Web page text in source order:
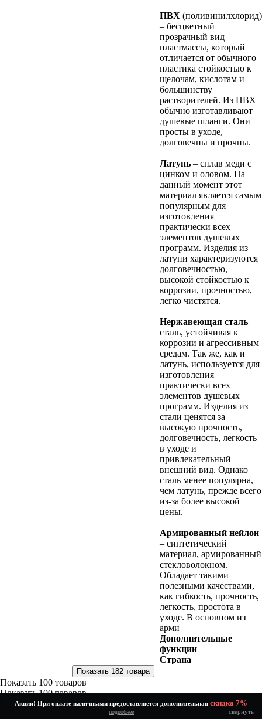
Акция! При оплате наличными предоставляется дополнительная скидка 7%
подробнее свернуть
ПВХ (поливинилхлорид)
– бесцветный
прозрачный вид
пластмассы, который
отличается от обычного
пластика стойкостью к
щелочам, кислотам и
большинству
растворителей. Из ПВХ
обычно изготавливают
душевые шланги. Они
просты в уходе,
долговечны и прочны.
Латунь – сплав меди с
цинком и оловом. На
данный момент этот
материал является самым
популярным для
изготовления
практически всех
элементов душевых
программ. Изделия из
латуни характеризуются
долговечностью,
высокой стойкостью к
коррозии, прочностью,
легко чистятся.
Нержавеющая сталь –
сталь, устойчивая к
коррозии и агрессивным
средам. Так же, как и
латунь, используется для
изготовления
практически всех
элементов душевых
программ. Изделия из
стали ценятся за
высокую прочность,
долговечность, легкость
в уходе и
привлекательный
внешний вид. Однако
сталь менее популярна,
чем латунь, прежде всего
из-за более высокой
цены.
Армированный нейлон
– синтетический
материал, армированный
стекловолокном.
Обладает такими
полезными качествами,
как гибкость, прочность,
легкость, простота в
уходе. В основном из
арми
Дополнительные
функции
Страна
Показать 100 товаров
Показать100 товаров
Найдено: 182 товара
новинки дорогие